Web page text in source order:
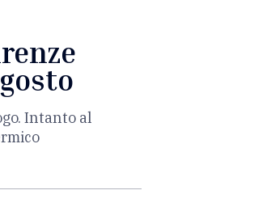
Intanto al